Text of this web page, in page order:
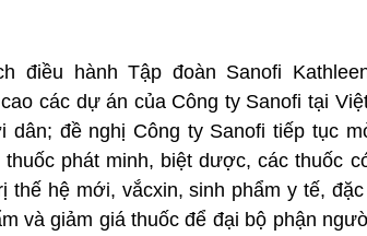
điều hành Tập đoàn Sanofi
các dự án của Công ty Sanofi tại
đề nghị Công ty Sanofi tiếp tục
phát minh, biệt dược, các thuốc
thế hệ mới, vắcxin, sinh phẩm y tế,
và giảm giá thuốc để đại bộ phận